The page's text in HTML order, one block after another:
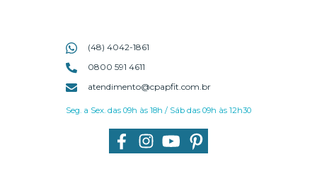
(48) 4042-1861
0800 591 4611
atendimento@cpapfit.com.br
Seg. a Sex. das 09h às 18h / Sáb das 09h às 12h30